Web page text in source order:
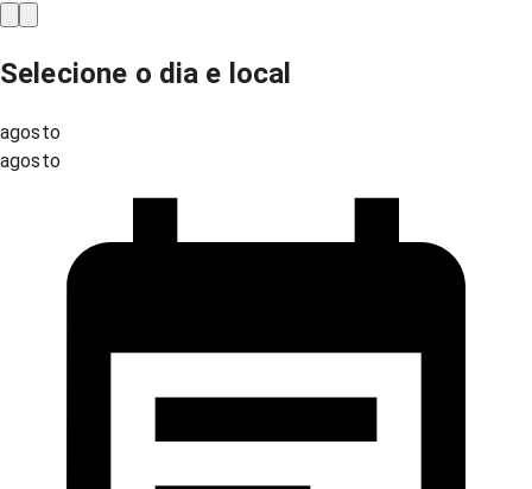
Selecione o dia e local
agosto
agosto